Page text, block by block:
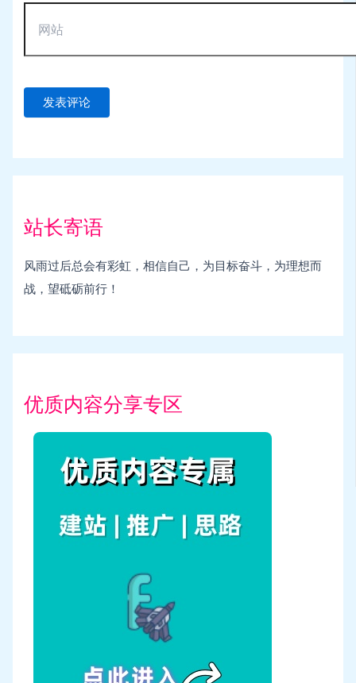
站长寄语
风雨过后总会有彩虹，相信自己，为目标奋斗，为理想而
战，望砥砺前行！
优质内容分享专区